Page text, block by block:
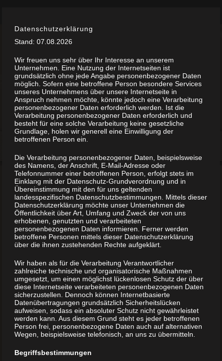
springen
Herbert
Dein erster Hund wird nie das werden was du erwartest,
aber alle anderen nach ihm, werden nie wieder das für dich
sein, was dein erster Hund war.
Dieser Satz steht auf der Seite von meinem Herzhund Otto.
Otto war mein erster eigener Hund und Herbert hat ein
großes Erbe angetreten.
Und er hat dieses Erbe definitiv sehr gut gemeistert.
Ich wollte keinen Hund mehr, schon gar keinen Rottweiler
Häuschen“.
Datenschutzerklärung
Stand: 07.08.2026
Wir freuen uns sehr über Ihr Interesse an unserem
Unternehmen. Eine Nutzung der Internetseiten ist
grundsätzlich ohne jede Angabe personenbezogener Daten
möglich. Sofern eine betroffene Person besondere Services
unseres Unternehmens über unsere Internetseite in
Anspruch nehmen möchte, könnte jedoch eine Verarbeitung
personenbezogener Daten erforderlich werden. Ist die
Verarbeitung personenbezogener Daten erforderlich und
besteht für eine solche Verarbeitung keine gesetzliche
Grundlage, holen wir generell eine Einwilligung der
betroffenen Person ein.
Die Verarbeitung personenbezogener Daten, beispielsweise
des Namens, der Anschrift, E-Mail-Adresse oder
Telefonnummer einer betroffenen Person, erfolgt stets im
Einklang mit der Datenschutz-Grundverordnung und in
Übereinstimmung mit den für uns geltenden
landesspezifischen Datenschutzbestimmungen. Mittels dieser
Datenschutzerklärung möchte unser Unternehmen die
Öffentlichkeit über Art, Umfang und Zweck der von uns
erhobenen, genutzten und verarbeiteten
personenbezogenen Daten informieren. Ferner werden
betroffene Personen mittels dieser Datenschutzerklärung
über die ihnen zustehenden Rechte aufgeklärt.
Wir haben als für die Verarbeitung Verantwortlicher
zahlreiche technische und organisatorische Maßnahmen
umgesetzt, um einen möglichst lückenlosen Schutz der über
diese Internetseite verarbeiteten personenbezogenen Daten
sicherzustellen. Dennoch können Internetbasierte
Datenübertragungen grundsätzlich Sicherheitslücken
aufweisen, sodass ein absoluter Schutz nicht gewährleistet
werden kann. Aus diesem Grund steht es jeder betroffenen
Person frei, personenbezogene Daten auch auf alternativen
Wegen, beispielsweise telefonisch, an uns zu übermitteln.
Begriffsbestimmungen